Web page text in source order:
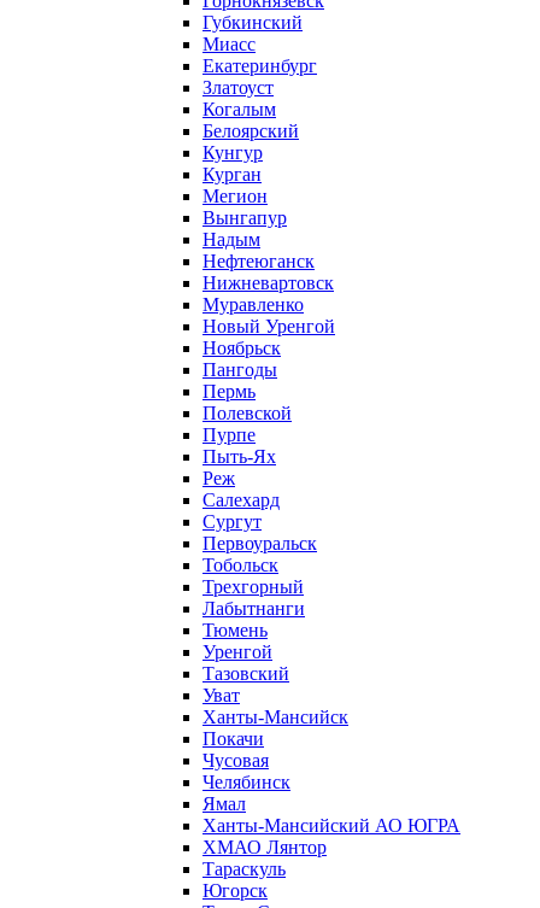
Губкинский
Миасс
Екатеринбург
Златоуст
Когалым
Белоярский
Кунгур
Курган
Мегион
Вынгапур
Надым
Нефтеюганск
Нижневартовск
Муравленко
Новый Уренгой
Ноябрьск
Пангоды
Пермь
Полевской
Пурпе
Пыть-Ях
Реж
Салехард
Сургут
Первоуральск
Тобольск
Трехгорный
Лабытнанги
Тюмень
Уренгой
Тазовский
Уват
Ханты-Мансийск
Покачи
Чусовая
Челябинск
Ямал
Ханты-Мансийский АО ЮГРА
ХМАО Лянтор
Тараскуль
Югорск